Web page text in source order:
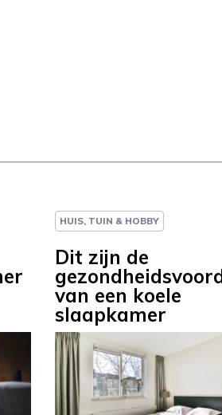
HUIS, TUIN & HOBBY
Dit zijn de
van een koele
slaapkamer